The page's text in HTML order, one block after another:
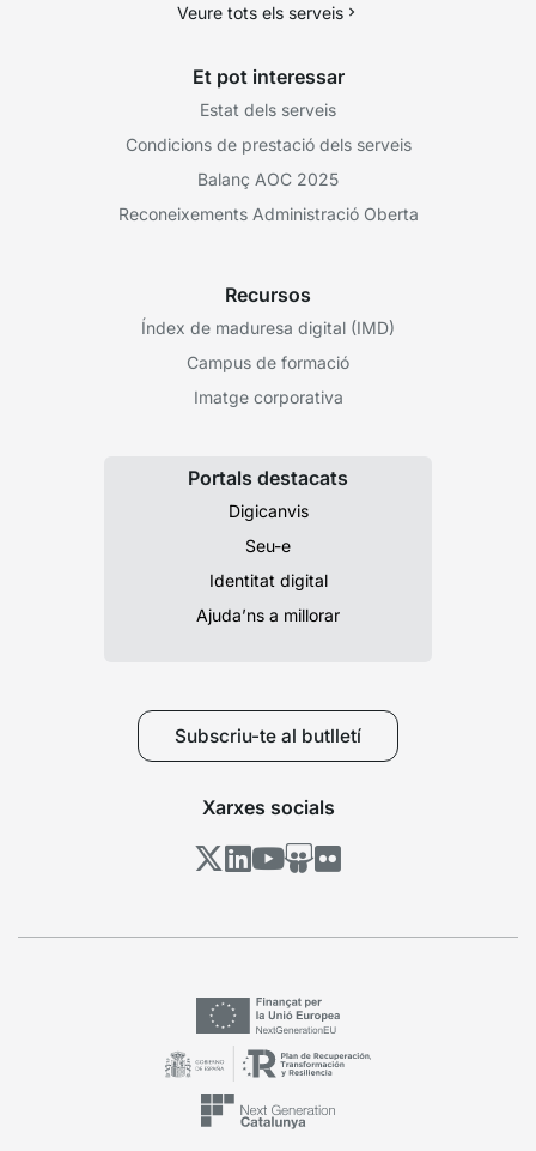
Veure tots els serveis
Et pot interessar
Estat dels serveis
Condicions de prestació dels serveis
Balanç AOC 2025
Reconeixements Administració Oberta
Recursos
Índex de maduresa digital (IMD)
Campus de formació
Imatge corporativa
Portals destacats
Digicanvis
Seu-e
Identitat digital
Ajuda’ns a millorar
Subscriu-te al butlletí
Xarxes socials